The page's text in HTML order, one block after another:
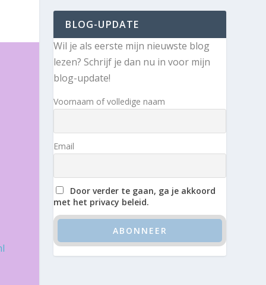
BLOG-UPDATE
Wil je als eerste mijn nieuwste blog
lezen? Schrijf je dan nu in voor mijn
blog-update!
Voornaam of volledige naam
Email
Door verder te gaan, ga je akkoord
met het privacy beleid.